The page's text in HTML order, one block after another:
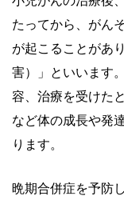
たってから、がん
が起こることがあ
害）」といいます
容、治療を受けた
など体の成⻑や発
ります。
晩期合併症を予防